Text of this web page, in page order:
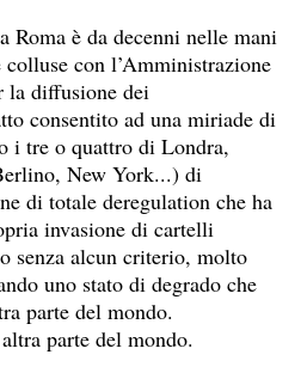
Roma è da decenni nelle mani
con l’Amministrazione
la diffusione dei
consentito ad una miriade di
i tre o quattro di Londra,
New York...) di
di totale deregulation che ha
invasione di cartelli
senza alcun criterio, molto
uno stato di degrado che
parte del mondo.
parte del mondo.